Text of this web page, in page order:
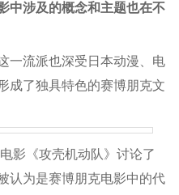
中涉及的概念和主题也在不
一流派也深受日本动漫、电
成了独具特色的赛博朋克文
影《攻壳机动队》讨论了
认为是赛博朋克电影中的代